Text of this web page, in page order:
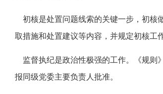
初核是处置问题线索的关键一步，初核
取措施和处置建议等内容，并规定初核工
监督执纪是政治性极强的工作。《规则
报同级党委主要负责人批准。